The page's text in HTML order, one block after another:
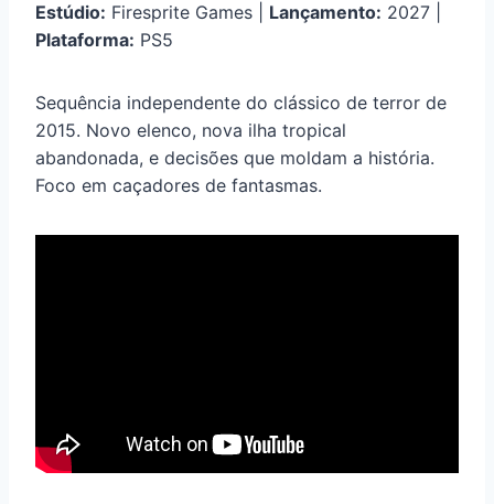
Estúdio: Firesprite Games | Lançamento: 2027 |
Plataforma: PS5
Sequência independente do clássico de terror de
2015. Novo elenco, nova ilha tropical
abandonada, e decisões que moldam a história.
Foco em caçadores de fantasmas.